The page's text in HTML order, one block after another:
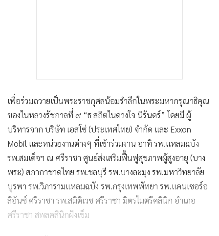
เพื่อร่วมถวายเป็นพระราชกุศลน้อมรำลึกในพระมหากรุณาธิคุณ
ของในหลวงรัชกาลที่ ๙ “ธ สถิตในดวงใจ นิรันดร์” โดยมี ผู้
บริหารจาก บริษัท เอสโซ่ (ประเทศไทย) จำกัด และ Exxon
Mobil และหน่วยงานต่างๆ ที่เข้าร่วมงาน อาทิ รพ.แหลมฉบัง
รพ.สมเด็จฯ ณ ศรีราชา ศูนย์ส่งเสริมฟื้นฟูสุขภาพผู้สูงอายุ (บาง
พระ) สภากาชาดไทย รพ.ชลบุรี รพ.บางละมุง รพ.มหาวิทยาลัย
บูรพา รพ.วิภารามแหลมฉบัง รพ.กรุงเทพพัทยา รพ.แคนเซอร์อ
ลิอันซ์ ศรีราชา รพ.สมิติเวช ศรีราชา มิตรไมตรีคลินิก อำเภอ
ศรีราชา สพลคลินิกฝังเข็ม